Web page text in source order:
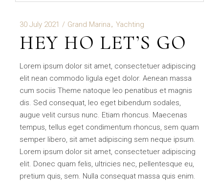
30 July 2021 Grand Marina Yachting
HEY HO LET’S GO
Lorem ipsum dolor sit amet, consectetuer adipiscing
elit nean commodo ligula eget dolor. Aenean massa
cum sociis Theme natoque leo penatibus et magnis
dis. Sed consequat, leo eget bibendum sodales,
augue velit cursus nunc. Etiam rhoncus. Maecenas
tempus, tellus eget condimentum rhoncus, sem quam
semper libero, sit amet adipiscing sem neque ipsum.
Lorem ipsum dolor sit amet, consectetuer adipiscing
elit. Donec quam felis, ultricies nec, pellentesque eu,
pretium quis, sem. Nulla consequat massa quis enim.